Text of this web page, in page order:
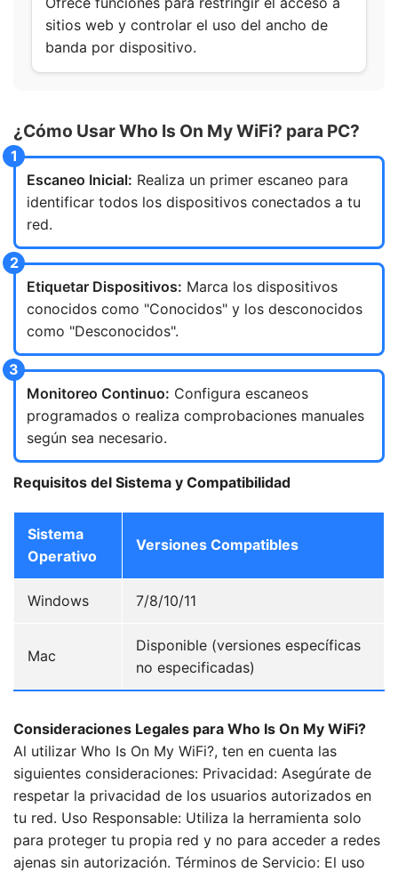
sitios web y controlar el uso del ancho de
banda por dispositivo.
¿Cómo Usar Who Is On My WiFi? para PC?
Escaneo Inicial: Realiza un primer escaneo para
identificar todos los dispositivos conectados a tu
red.
Etiquetar Dispositivos: Marca los dispositivos
conocidos como "Conocidos" y los desconocidos
como "Desconocidos".
Monitoreo Continuo: Configura escaneos
programados o realiza comprobaciones manuales
según sea necesario.
Requisitos del Sistema y Compatibilidad
Sistema
Operativo
Versiones Compatibles
Windows 7/8/10/11
Mac
Disponible (versiones específicas
no especificadas)
Consideraciones Legales para Who Is On My WiFi?
Al utilizar Who Is On My WiFi?, ten en cuenta las
siguientes consideraciones: Privacidad: Asegúrate de
respetar la privacidad de los usuarios autorizados en
tu red. Uso Responsable: Utiliza la herramienta solo
para proteger tu propia red y no para acceder a redes
ajenas sin autorización. Términos de Servicio: El uso